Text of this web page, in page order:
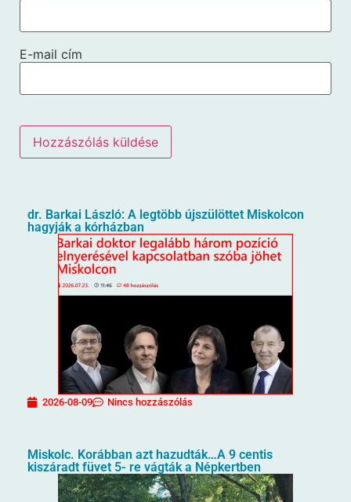
E-mail cím
dr. Barkai László: A legtöbb újszülöttet Miskolcon
hagyják a kórházban
2026-08-09 Nincs hozzászólás
Miskolc. Korábban azt hazudták…A 9 centis
kiszáradt füvet 5- re vágták a Népkertben